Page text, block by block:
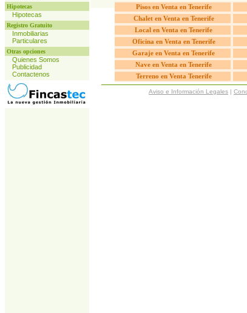
Hipotecas
Hipotecas
Registro Gratuito
Inmobiliarias
Particulares
Otras opciones
Quienes Somos
Publicidad
Contactenos
Pisos en Venta en Tenerife
Chalet en Venta en Tenerife
Local en Venta en Tenerife
Oficina en Venta en Tenerife
Garaje en Venta en Tenerife
Nave en Venta en Tenerife
Terreno en Venta Tenerife
Aviso e Información Legales |